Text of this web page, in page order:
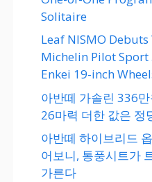
Solitaire
Leaf NISMO
Michelin Pilot Sport
Enkei 19-inch
아반떼 가솔린 336
26마력 더한 값은 정
아반떼 하이브리드
어보니, 통풍시트가
가른다